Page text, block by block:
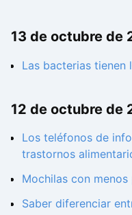
13 de octubre de
Las bacterias
12 de octubre de
Los teléfonos de
trastornos
Mochilas con
Saber diferenciar